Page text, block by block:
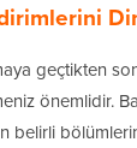
geçtikten
önemlidir.
belirli